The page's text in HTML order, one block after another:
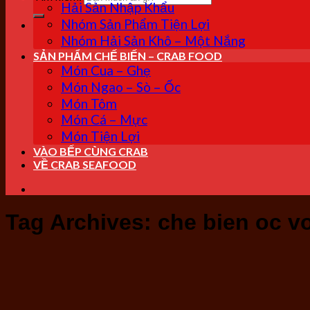
Hải Sản Nhập Khẩu
Nhóm Sản Phẩm Tiện Lợi
Nhóm Hải Sản Khô – Một Nắng
SẢN PHẨM CHẾ BIẾN – CRAB FOOD
Món Cua – Ghẹ
Món Ngao – Sò – Ốc
Món Tôm
Món Cá – Mực
Món Tiện Lợi
VÀO BẾP CÙNG CRAB
VỀ CRAB SEAFOOD
Tag Archives: che bien oc